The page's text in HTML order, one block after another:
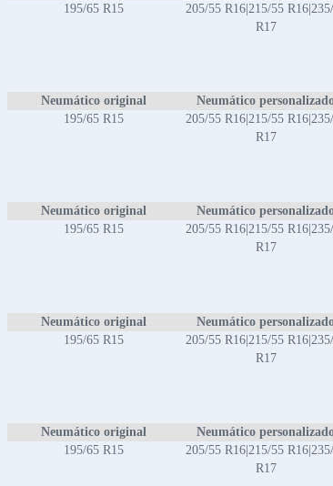
195/65 R15
205/55 R16|215/55
R17
Neumático original Neumático
195/65 R15
205/55 R16|215/55
R17
Neumático original Neumático
195/65 R15
205/55 R16|215/55
R17
Neumático original Neumático
195/65 R15
205/55 R16|215/55
R17
Neumático original Neumático
195/65 R15
205/55 R16|215/55
R17